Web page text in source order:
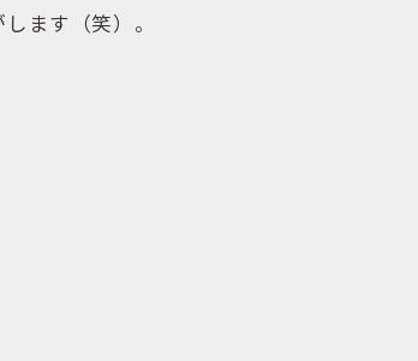
ます（笑）。